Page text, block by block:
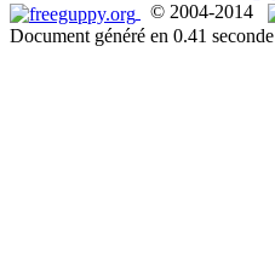
© 2004-2014
Document généré en 0.41 seconde